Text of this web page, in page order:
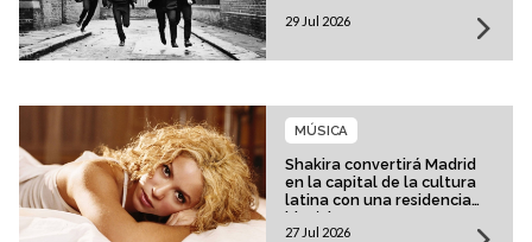
29 Jul 2026
Shakira convertirá Madrid
en la capital de la cultura
latina con una residencia
histórica
MÚSICA
27 Jul 2026